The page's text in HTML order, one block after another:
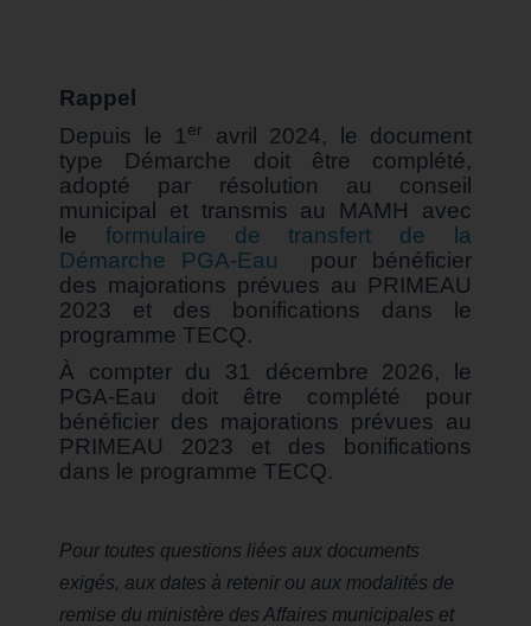
Rappel
Depuis le 1 er
avril 2024, le document
type Démarche doit être complété,
adopté par résolution au conseil
municipal et transmis au MAMH avec
le formulaire de transfert de la
Démarche PGA‑Eau
pour bénéficier
des majorations prévues au PRIMEAU
2023 et des bonifications dans le
programme TECQ.
À compter du 31 décembre 2026, le
PGA-Eau doit être complété pour
bénéficier des majorations prévues au
PRIMEAU 2023 et des bonifications
dans le programme TECQ.
Pour toutes questions liées aux documents
exigés, aux dates à retenir ou aux modalités de
remise du ministère des Affaires municipales et